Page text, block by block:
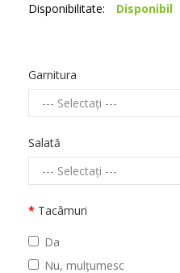
Disponibilitate:
Disponibil
Garnitura
Salată
Tacâmuri
Da
Nu, mulțumesc